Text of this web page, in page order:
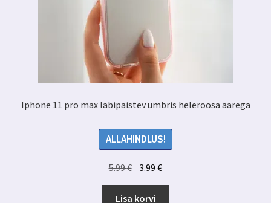
Iphone 11 pro max läbipaistev ümbris heleroosa äärega
ALLAHINDLUS!
5.99€ Algne
oli:
3.99€Praegune
Lisa korvi